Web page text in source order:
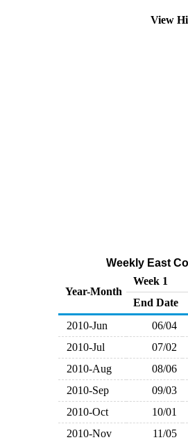
View
Weekly East
Year-Month
Week 1
End Date
2010-Jun
06/04
2010-Jul
07/02
2010-Aug
08/06
2010-Sep
09/03
2010-Oct
10/01
2010-Nov
11/05